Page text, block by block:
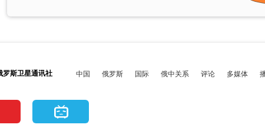
罗斯卫星通讯社 中国 俄罗斯 国际 俄中关系 评论 多媒体